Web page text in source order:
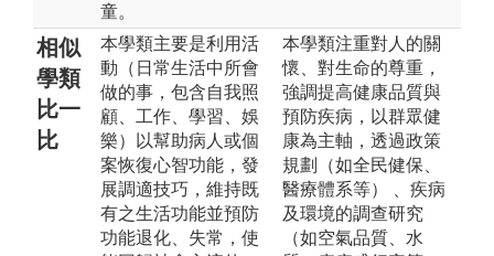
童。
相似
學類
比一
比
本學類主要是利用活
動（日常生活中所會
做的事，包含自我照
顧、工作、學習、娛
樂）以幫助病人或個
案恢復心智功能，發
展調適技巧，維持既
有之生活功能並預防
功能退化、失常，使
本學類注重對人的關
懷、對生命的尊重，
強調提高健康品質與
預防疾病，以群眾健
康為主軸，透過政策
規劃（如全民健保、
醫療體系等） 、疾病
及環境的調查研究
（如空氣品質、水